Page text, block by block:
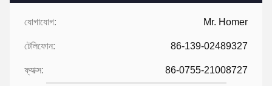
যোগাযোগ: Mr. Homer
টেলিফোন: 86-139-02489327
ফ্যাক্স: 86-0755-21008727